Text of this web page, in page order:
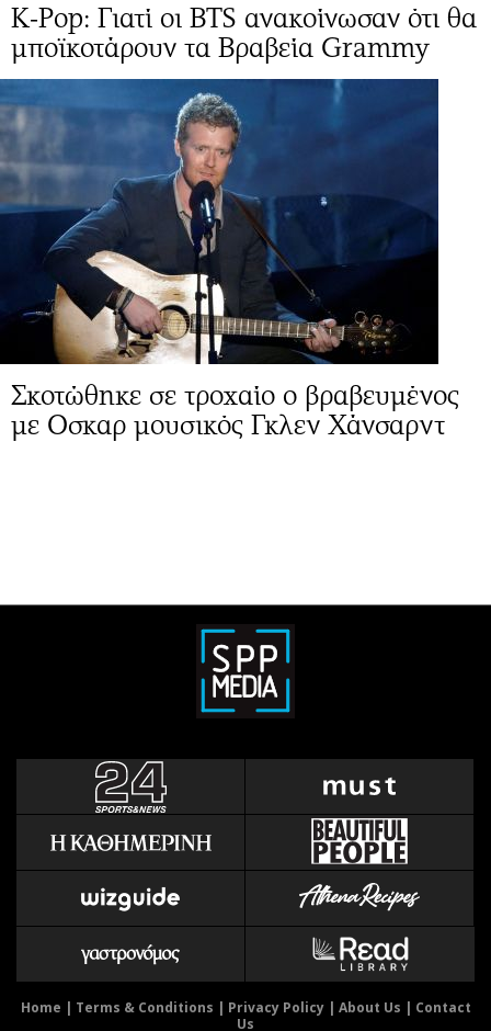
K-Pop: Γιατί οι BTS ανακοίνωσαν ότι θα
μποϊκοτάρουν τα Βραβεία Grammy
Σκοτώθηκε σε τροχαίο ο βραβευμένος
με Οσκαρ μουσικός Γκλεν Χάνσαρντ
Home | Terms & Conditions | Privacy Policy| About Us | Contact
Us